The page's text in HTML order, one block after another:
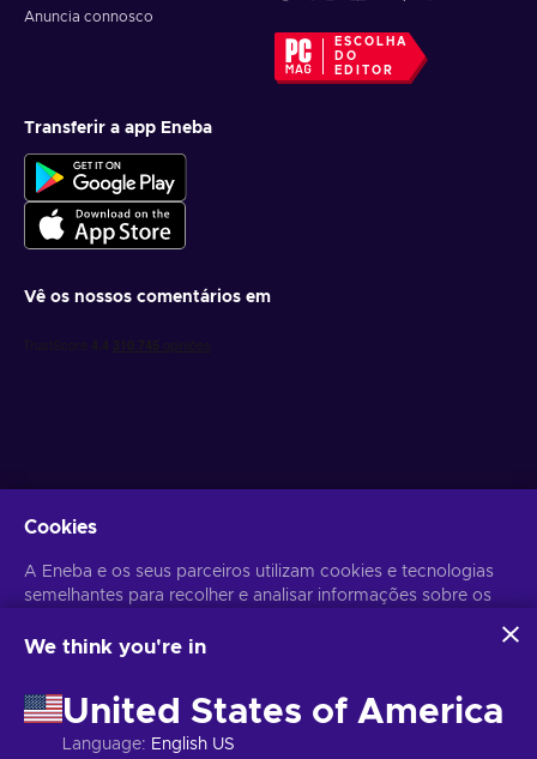
Anuncia connosco
ESCOLHA
DO
EDITOR
Transferir a app Eneba
Vê os nossos comentários em
Poderás anular a subscrição a qualquer altura. Visita oAviso de
Cookies
A Eneba e os seus parceiros utilizam cookies e tecnologias
semelhantes para recolher e analisar informações sobre os
para melhorar o conteúdo, a publicidade e outros serviços
utilizados para a personalização de anúncios.
Ao clicar em 'Aceitar tudo', está a consentir a utilização
destas tecnologias pela Eneba e pelos seus parceiros. Pode
We think you're in
United States of America
Language: English US